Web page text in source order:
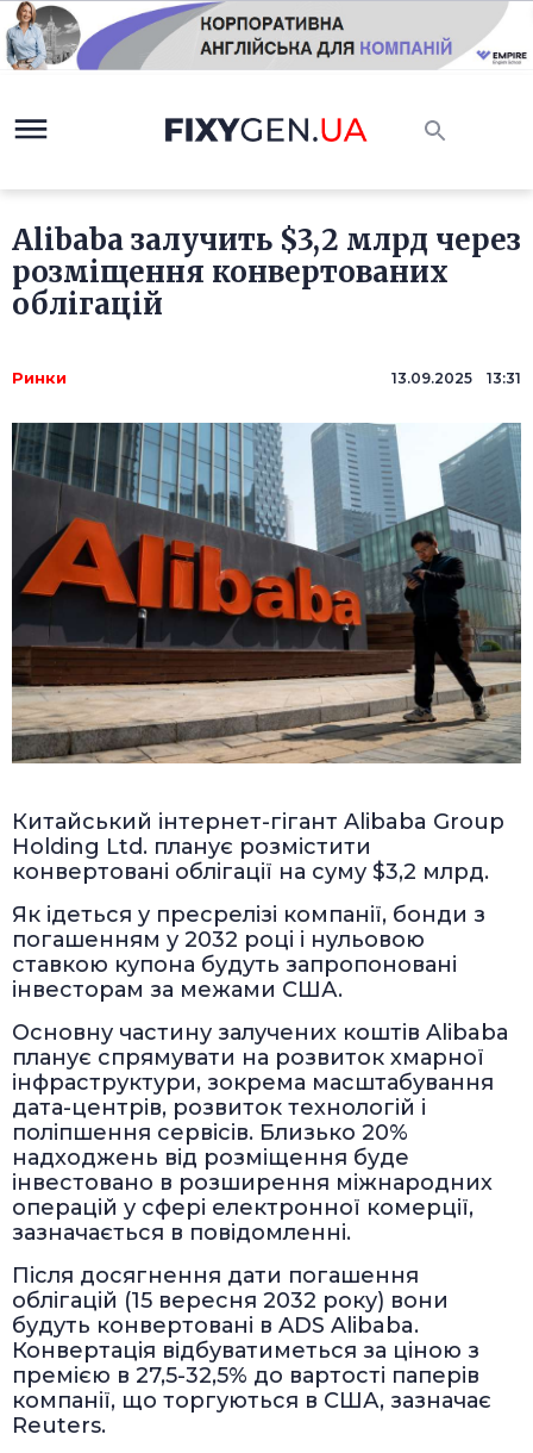
Alibaba залучить $3,2 млрд через
розміщення конвертованих
облігацій
Ринки 13.09.2025 13:31
Китайський інтернет-гігант Alibaba Group
Holding Ltd. планує розмістити
конвертовані облігації на суму $3,2 млрд.
Як ідеться у пресрелізі компанії, бонди з
погашенням у 2032 році і нульовою
ставкою купона будуть запропоновані
інвесторам за межами США.
Основну частину залучених коштів Alibaba
планує спрямувати на розвиток хмарної
інфраструктури, зокрема масштабування
дата-центрів, розвиток технологій і
поліпшення сервісів. Близько 20%
надходжень від розміщення буде
інвестовано в розширення міжнародних
операцій у сфері електронної комерції,
зазначається в повідомленні.
Після досягнення дати погашення
облігацій (15 вересня 2032 року) вони
будуть конвертовані в ADS Alibaba.
Конвертація відбуватиметься за ціною з
премією в 27,5-32,5% до вартості паперів
компанії, що торгуються в США, зазначає
Reuters.